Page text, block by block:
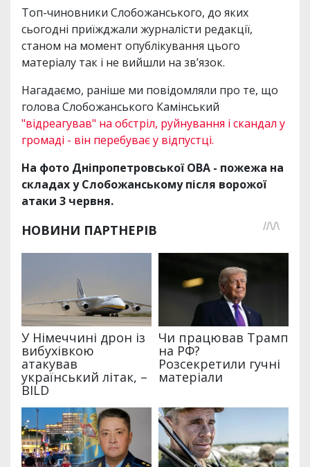
Топ-чиновники Слобожанського, до яких
сьогодні приїжджали журналісти редакції,
станом на момент опублікування цього
матеріалу так і не вийшли на звʼязок.
Нагадаємо, раніше ми повідомляли про те, що
голова Слобожанського Камінський
"відреагував" на обстріл, руйнування і скандал у
громаді - він перебуває у відпустці.
На фото Дніпропетровської ОВА - пожежа на
складах у Слобожанському після ворожої
атаки 3 червня.